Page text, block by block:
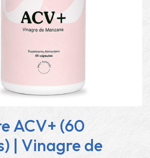
ACV+ (60
| Vinagre de